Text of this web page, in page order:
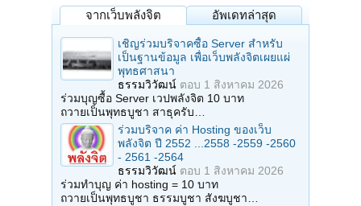
จากเว็บพลังจิต อัพเดทล่าสุด
เชิญร่วมบริจาคซื้อ Server สำหรับ
เป็นฐานข้อมูล เพื่อเว็บพลังจิตเผยแผ่
พุทธศาสนา
ธรรมวิวัฒน์ ตอบ 1 สิงหาคม 2026
ร่วมบุญซื้อ Server เวปพลังจิต 10 บาท
ถวายเป็นพุทธบูชา สาธุครับ…
ร่วมบริจาค ค่า Hosting ของเว็บ
พลังจิต ปี 2552 ...2558 -2559 -2560
- 2561 -2564
ธรรมวิวัฒน์ ตอบ 1 สิงหาคม 2026
ร่วมทำบุญ ค่า hosting = 10 บาท
ถวายเป็นพุทธบูชา ธรรมบูชา สังฆบูชา…